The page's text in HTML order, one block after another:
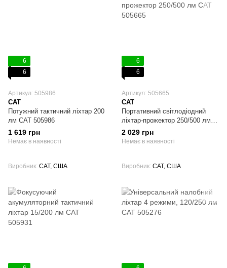
6
6
Артикул: 505986
CAT
Потужний тактичний ліхтар 200
лм CAT 505986
1 619 грн
Немає в наявності
Виробник CAT, США
6
6
Артикул: 505665
CAT
Портативний світлодіодний
ліхтар-прожектор 250/500 лм
CAT 505665
2 029 грн
Немає в наявності
Виробник CAT, США